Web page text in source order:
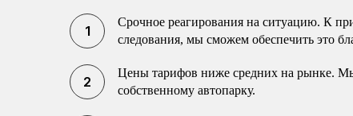
Срочное реагирования на ситуацию. К
следования, мы сможем обеспечить это
Цены тарифов ниже средних на рынке. Мы
собственному автопарку.